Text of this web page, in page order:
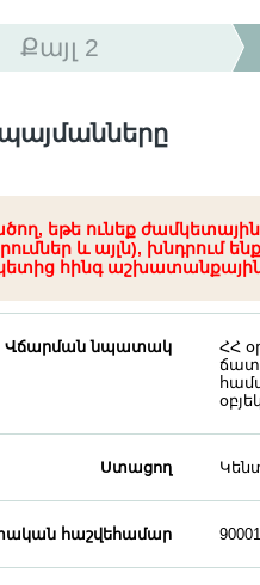
Քայլ 2
եթե ունեք
և այլն), խնդրում
հինգ
Վճարման նպատակ
ՀՀ
Ստացող
հաշվեհամար